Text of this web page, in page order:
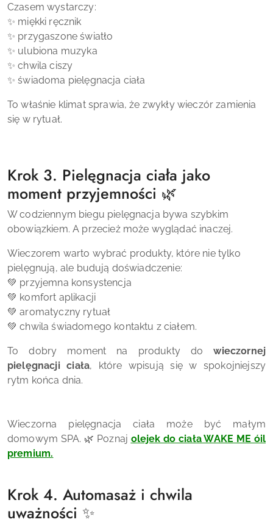
Czasem wystarczy:
✨ miękki ręcznik
✨ przygaszone światło
✨ ulubiona muzyka
✨ chwila ciszy
✨ świadoma pielęgnacja ciała
To właśnie klimat sprawia, że zwykły wieczór zamienia
się w rytuał.
Krok 3. Pielęgnacja ciała jako
moment przyjemności 🌿
W codziennym biegu pielęgnacja bywa szybkim
obowiązkiem. A przecież może wyglądać inaczej.
Wieczorem warto wybrać produkty, które nie tylko
pielęgnują, ale budują doświadczenie:
💚 przyjemna konsystencja
💚 komfort aplikacji
💚 aromatyczny rytuał
💚 chwila świadomego kontaktu z ciałem.
To dobry moment na produkty dowieczornej
pielęgnacji ciała, które wpisują się w spokojniejszy
rytm końca dnia.
Wieczorna pielęgnacja ciała może być małym
domowym SPA. 🌿 Poznaj olejek do ciała WAKE ME óil
premium.
Krok 4. Automasaż i chwila
uważności ✨